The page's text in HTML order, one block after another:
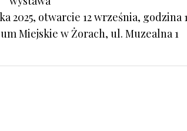
2025, otwarcie 12 września, godzina
Miejskie w Żorach, ul. Muzealna 1